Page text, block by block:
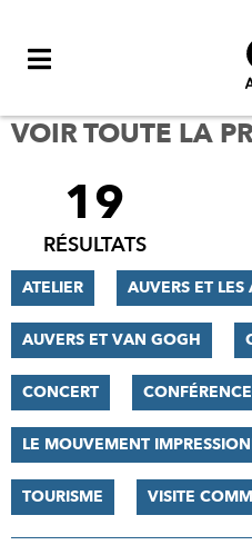
VOIR TOUTE LA
FILTRER
RÉSULTATS
19
RÉSULTATS
ATELIER AUVERS ET LES
AUVERS ET VAN GOGH
CONCERT CONFÉRENCE
LE MOUVEMENT
TOURISME VISITE